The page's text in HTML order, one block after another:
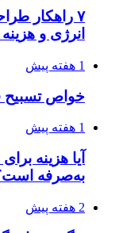
۷ راهکار
انرژی و
1 هفته پیش
خواص تسبیح
1 هفته پیش
آیا هزینه
به‌صرفه
2 هفته پیش